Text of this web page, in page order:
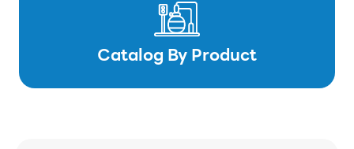
Catalog By Product